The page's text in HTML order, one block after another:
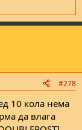
#278
10 кола нема
да влага